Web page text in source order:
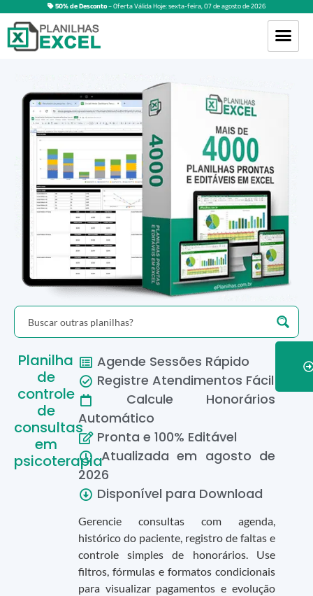
50% de Desconto– Oferta Válida Hoje:sexta-feira,07deagostode2026
Planilha
de
controle
de
consultas
em
psicoterapia
Agende Sessões Rápido
Registre Atendimentos Fácil
Calcule Honorários
Automático
Pronta e 100% Editável
Atualizada em agosto de
2026
Disponível para Download
Gerencie consultas com agenda,
histórico do paciente, registro de faltas e
controle simples de honorários. Use
filtros, fórmulas e formatos condicionais
para visualizar pagamentos e evolução